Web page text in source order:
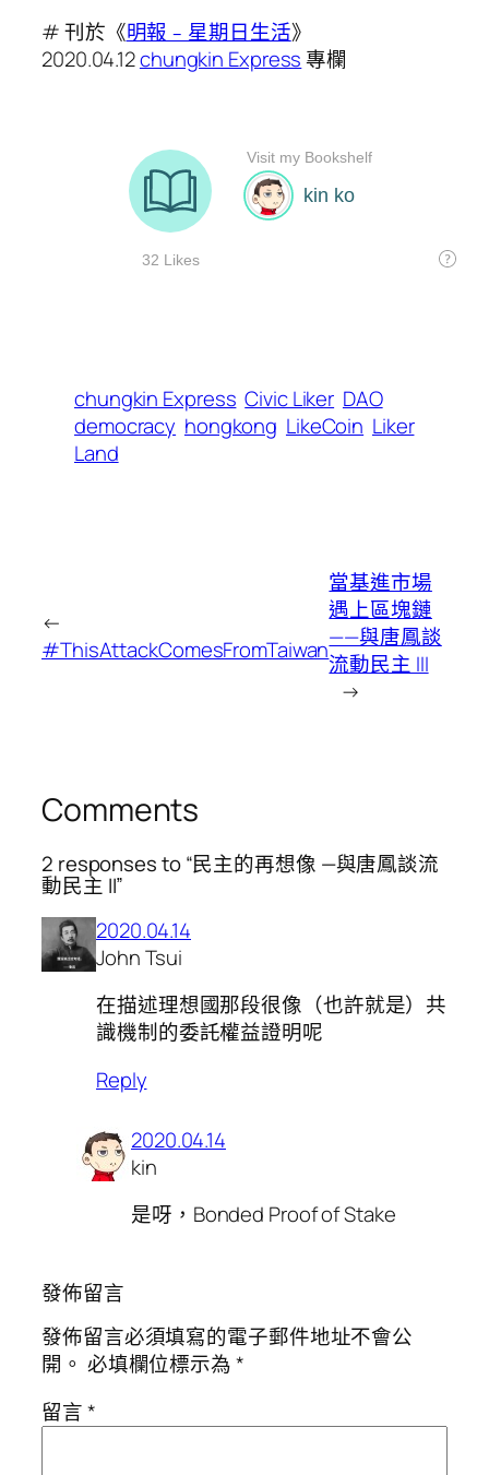
# 刊於《明報﹣星期日生活》
2020.04.12chungkin Express專欄
chungkin Express Civic Liker DAO
democracy hongkong LikeCoin Liker
Land
←
#ThisAttackComesFromTaiwan
當基進市場
遇上區塊鏈
——與唐鳳談
流動民主 III
→
Comments
2 responses to “民主的再想像 —與唐鳳談流
動民主 II”
2020.04.14
John Tsui
在描述理想國那段很像（也許就是）共
識機制的委託權益證明呢
Reply
2020.04.14
kin
是呀，Bonded Proof of Stake
發佈留言
發佈留言必須填寫的電子郵件地址不會公
開。 必填欄位標示為*
留言*